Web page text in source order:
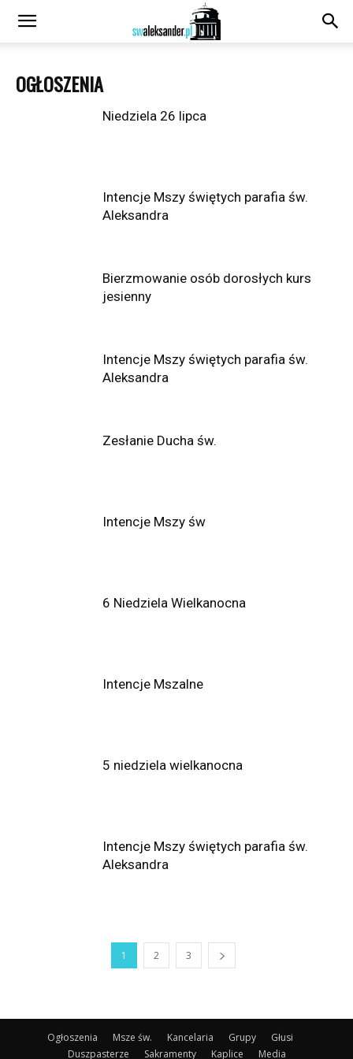
OGŁOSZENIA
Niedziela 26 lipca
Intencje Mszy świętych parafia św.
Aleksandra
Bierzmowanie osób dorosłych kurs
jesienny
Intencje Mszy świętych parafia św.
Aleksandra
Zesłanie Ducha św.
Intencje Mszy św
6 Niedziela Wielkanocna
Intencje Mszalne
5 niedziela wielkanocna
Intencje Mszy świętych parafia św.
Aleksandra
1 2 3
Ogłoszenia Msze św. Kancelaria Grupy
Głusi
Duszpasterze
Sakramenty Kaplice Media